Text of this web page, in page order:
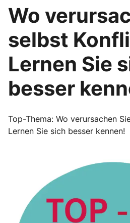
Wo
selbst
Lernen Sie
besser
Top-Thema: Wo verursachen
Lernen Sie sich besser kennen!